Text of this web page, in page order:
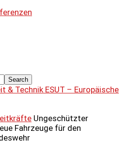
ESUT – Europäische
Ungeschützter
Fahrzeuge für den